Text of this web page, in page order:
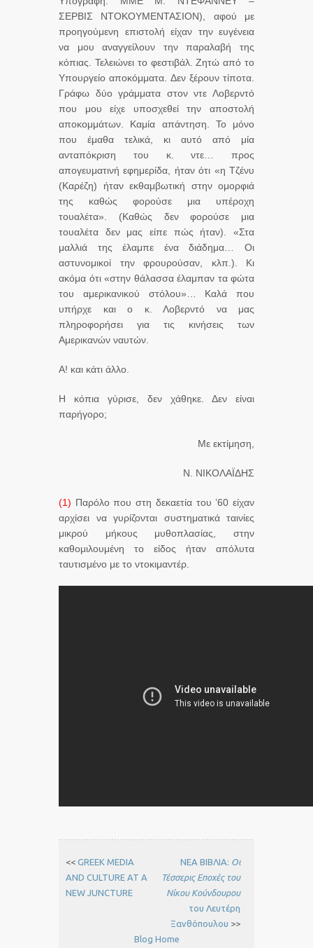
ΣΕΡΒΙΣ ΝΤΟΚΟΥΜΕΝΤΑΣΙΟΝ), αφού με
προηγούμενη επιστολή είχαν την ευγένεια
να μου αναγγείλουν την παραλαβή της
κόπιας. Τελειώνει το φεστιβάλ. Ζητώ από το
Υπουργείο αποκόμματα. Δεν ξέρουν τίποτα.
Γράφω δύο γράμματα στον ντε Λοβερντό
που μου είχε υποσχεθεί την αποστολή
αποκομμάτων. Καμία απάντηση. Το μόνο
που έμαθα τελικά, κι αυτό από μία
ανταπόκριση του κ. ντε… προς
απογευματινή εφημερίδα, ήταν ότι «η Τζένυ
(Καρέζη) ήταν εκθαμβωτική στην ομορφιά
της καθώς φορούσε μια υπέροχη
τουαλέτα». (Καθώς δεν φορούσε μια
τουαλέτα δεν μας είπε πώς ήταν). «Στα
μαλλιά της έλαμπε ένα διάδημα… Οι
αστυνομικοί την φρουρούσαν, κλπ.). Κι
ακόμα ότι «στην θάλασσα έλαμπαν τα φώτα
του αμερικανικού στόλου»… Καλά που
υπήρχε και ο κ. Λοβερντό να μας
πληροφορήσει για τις κινήσεις των
Αμερικανών ναυτών.
Α! και κάτι άλλο.
Η κόπια γύρισε, δεν χάθηκε. Δεν είναι
παρήγορο;
Με εκτίμηση,
Ν. ΝΙΚΟΛΑΪΔΗΣ
(1) Παρόλο που στη δεκαετία του ’60 είχαν
αρχίσει να γυρίζονται συστηματικά ταινίες
μικρού μήκους μυθοπλασίας, στην
καθομιλουμένη το είδος ήταν απόλυτα
ταυτισμένο με το ντοκιμαντέρ.
<< GREEK MEDIA
AND CULTURE AT A
NEW JUNCTURE
ΝΕΑ ΒΙΒΛΙΑ: Οι
Τέσσερις Εποχές του
Νίκου Κούνδουρου
του Λευτέρη
Ξανθόπουλου >>
Blog Home